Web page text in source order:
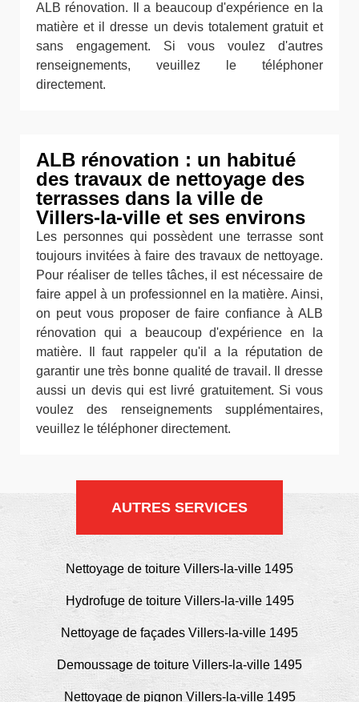
ALB rénovation. Il a beaucoup d'expérience en la
matière et il dresse un devis totalement gratuit et
sans engagement. Si vous voulez d'autres
renseignements, veuillez le téléphoner
directement.
ALB rénovation : un habitué
des travaux de nettoyage des
terrasses dans la ville de
Villers-la-ville et ses environs
Les personnes qui possèdent une terrasse sont
toujours invitées à faire des travaux de nettoyage.
Pour réaliser de telles tâches, il est nécessaire de
faire appel à un professionnel en la matière. Ainsi,
on peut vous proposer de faire confiance à ALB
rénovation qui a beaucoup d'expérience en la
matière. Il faut rappeler qu'il a la réputation de
garantir une très bonne qualité de travail. Il dresse
aussi un devis qui est livré gratuitement. Si vous
voulez des renseignements supplémentaires,
veuillez le téléphoner directement.
AUTRES SERVICES
Nettoyage de toiture Villers-la-ville 1495
Hydrofuge de toiture Villers-la-ville 1495
Nettoyage de façades Villers-la-ville 1495
Demoussage de toiture Villers-la-ville 1495
Nettoyage de pignon Villers-la-ville 1495